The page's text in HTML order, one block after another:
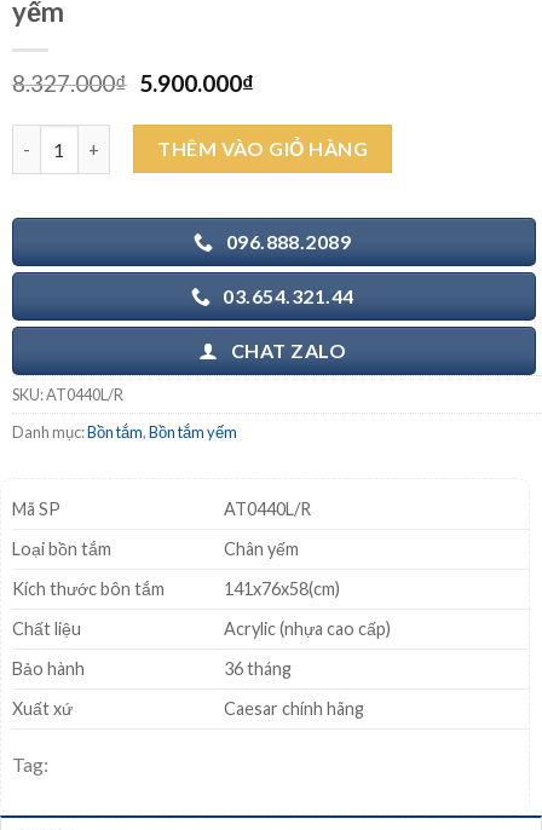
yếm
8.327.000₫ Giá
là:
8.327.000₫.
5.900.000₫Giá
tại
là:
5.900.000₫.
CAESAR AT0440L/R 1.4M - Bồn tắm chân yếm số lượng
THÊM VÀO GIỎ HÀNG
096.888.2089
03.654.321.44
CHAT ZALO
SKU:AT0440L/R
Danh mục:Bồn tắm,Bồn tắm yếm
Mã SP
AT0440L/R
Loại bồn tắm
Chân yếm
Kích thước bôn tắm
141x76x58(cm)
Chất liệu
Acrylic (nhựa cao cấp)
Bảo hành
36 tháng
Xuất xứ
Caesar chính hãng
Tag: